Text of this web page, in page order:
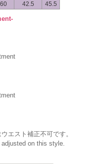
60 42.5 45.5
エスト補正不可です。
on this style.